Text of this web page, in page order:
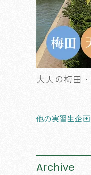
大人の梅田
他の実習生企画
Archive